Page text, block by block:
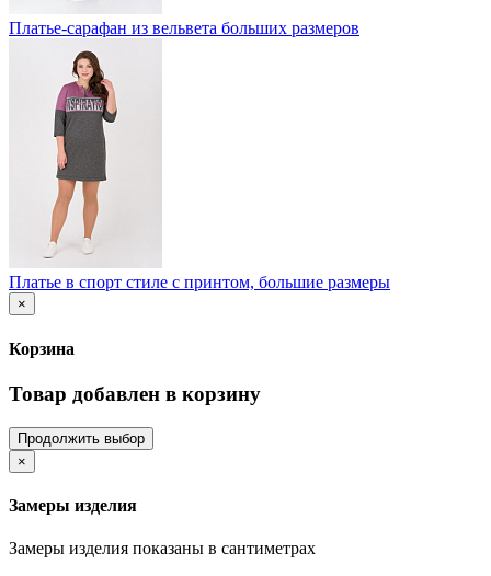
Платье-сарафан из вельвета больших размеров
Платье в спорт стиле с принтом, большие размеры
×
Корзина
Товар добавлен в корзину
Продолжить выбор
×
Замеры изделия
Замеры изделия показаны в сантиметрах